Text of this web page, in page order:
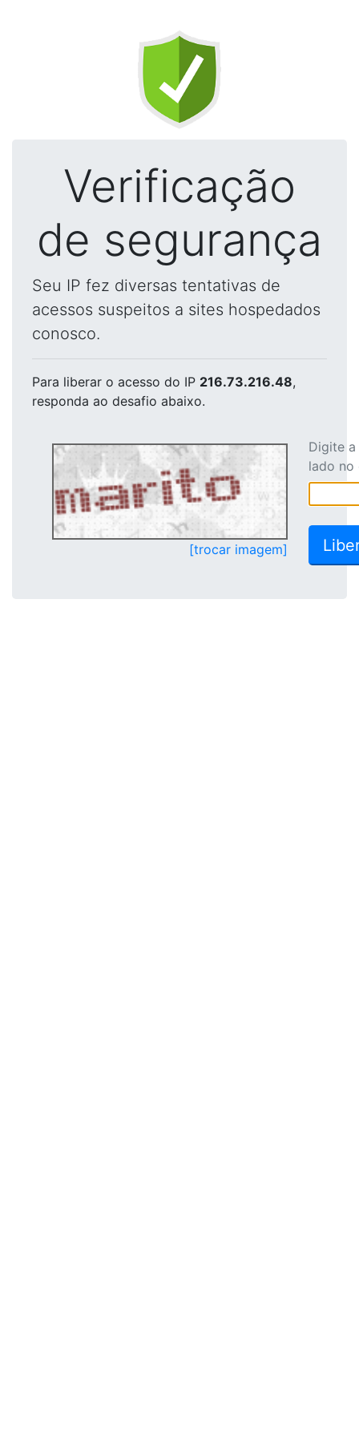
Verificação
de segurança
Seu IP fez diversas tentativas de
acessos suspeitos a sites hospedados
conosco.
Para liberar o acesso do IP 216.73.216.48,
responda ao desafio abaixo.
[trocar imagem]
Digite
lado no